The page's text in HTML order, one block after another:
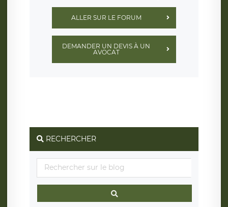
ALLER SUR LE FORUM
DEMANDER UN DEVIS À UN
AVOCAT
RECHERCHER